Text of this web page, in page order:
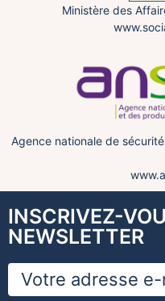
Ministère des
Agence nationale de
INSCRIVEZ-
NEWSLETTER